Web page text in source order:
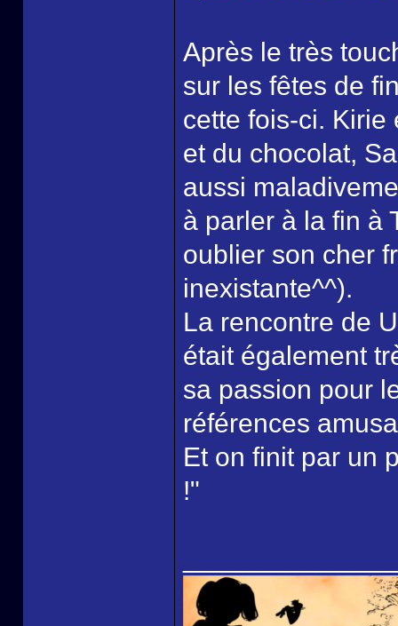
Après le très
sur les fêtes de
cette fois-ci. Kirie
et du chocolat,
aussi
à parler à la fin à
oublier son cher
inexistante^^).
La rencontre de
était également
sa passion pour
références
Et on finit par un
!"